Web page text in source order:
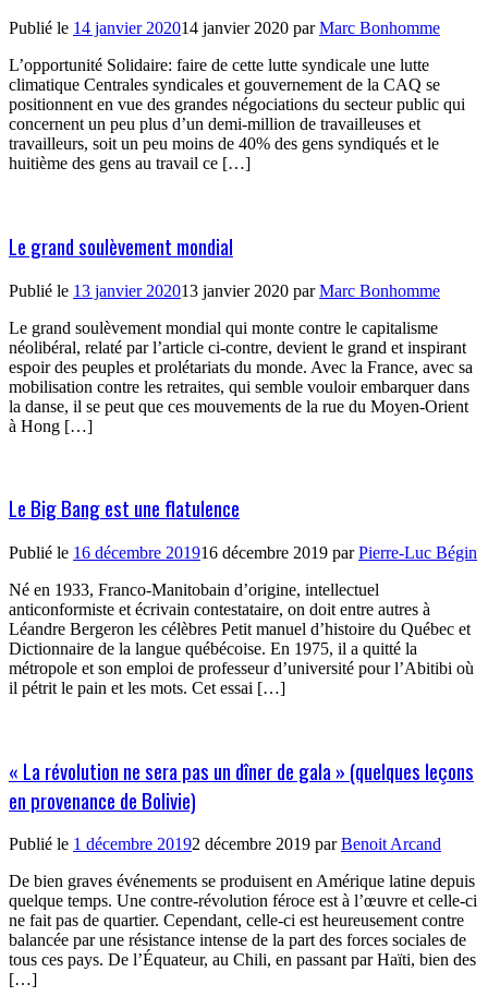
Publié le 14 janvier 202014 janvier 2020 parMarc Bonhomme
L’opportunité Solidaire: faire de cette lutte syndicale une lutte
climatique Centrales syndicales et gouvernement de la CAQ se
positionnent en vue des grandes négociations du secteur public qui
concernent un peu plus d’un demi-million de travailleuses et
travailleurs, soit un peu moins de 40% des gens syndiqués et le
huitième des gens au travail ce […]
Le grand soulèvement mondial
Publié le 13 janvier 202013 janvier 2020 parMarc Bonhomme
Le grand soulèvement mondial qui monte contre le capitalisme
néolibéral, relaté par l’article ci-contre, devient le grand et inspirant
espoir des peuples et prolétariats du monde. Avec la France, avec sa
mobilisation contre les retraites, qui semble vouloir embarquer dans
la danse, il se peut que ces mouvements de la rue du Moyen-Orient
à Hong […]
Le Big Bang est une flatulence
Publié le 16 décembre 201916 décembre 2019 parPierre-Luc Bégin
Né en 1933, Franco-Manitobain d’origine, intellectuel
anticonformiste et écrivain contestataire, on doit entre autres à
Léandre Bergeron les célèbres Petit manuel d’histoire du Québec et
Dictionnaire de la langue québécoise. En 1975, il a quitté la
métropole et son emploi de professeur d’université pour l’Abitibi où
il pétrit le pain et les mots. Cet essai […]
« La révolution ne sera pas un dîner de gala » (quelques leçons
en provenance de Bolivie)
Publié le 1 décembre 20192 décembre 2019 parBenoit Arcand
De bien graves événements se produisent en Amérique latine depuis
quelque temps. Une contre-révolution féroce est à l’œuvre et celle-ci
ne fait pas de quartier. Cependant, celle-ci est heureusement contre
balancée par une résistance intense de la part des forces sociales de
tous ces pays. De l’Équateur, au Chili, en passant par Haïti, bien des
[…]